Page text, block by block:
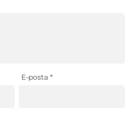
E-posta*